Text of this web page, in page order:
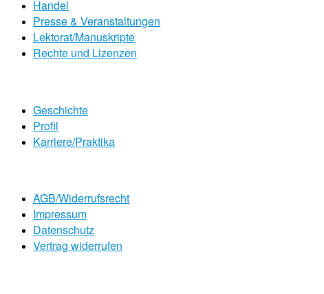
Handel
Presse & Veranstaltungen
Lektorat/Manuskripte
Rechte und Lizenzen
Geschichte
Profil
Karriere/Praktika
AGB/Widerrufsrecht
Impressum
Datenschutz
Vertrag widerrufen